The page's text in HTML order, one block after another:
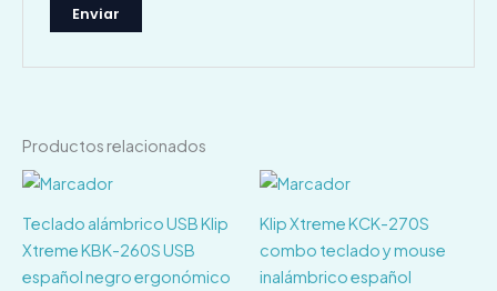
Productos relacionados
Teclado alámbrico USB Klip
Xtreme KBK-260S USB
español negro ergonómico
Klip Xtreme KCK-270S
combo teclado y mouse
inalámbrico español